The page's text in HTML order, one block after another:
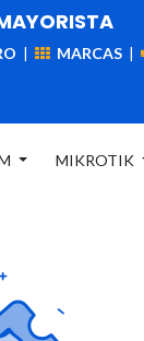
| MARCAS |
MIKROTIK